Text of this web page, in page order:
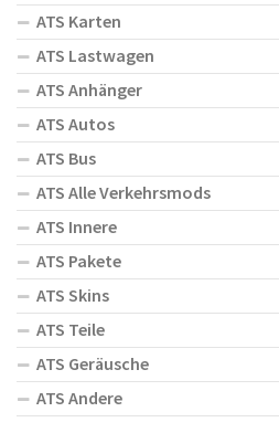
ATS Karten
ATS Lastwagen
ATS Anhänger
ATS Autos
ATS Bus
ATS Alle Verkehrsmods
ATS Innere
ATS Pakete
ATS Skins
ATS Teile
ATS Geräusche
ATS Andere